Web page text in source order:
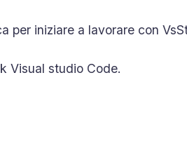
per iniziare a lavorare con
Visual studio Code.